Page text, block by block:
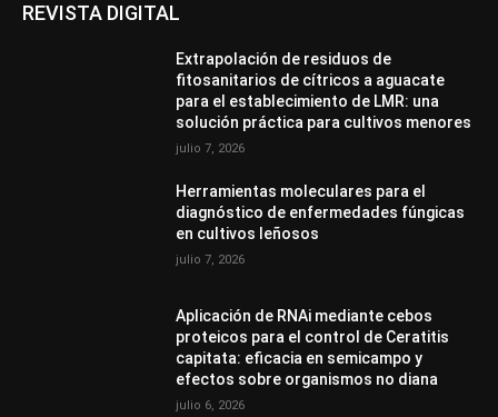
REVISTA DIGITAL
Extrapolación de residuos de
fitosanitarios de cítricos a aguacate
para el establecimiento de LMR: una
solución práctica para cultivos menores
julio 7, 2026
Herramientas moleculares para el
diagnóstico de enfermedades fúngicas
en cultivos leñosos
julio 7, 2026
Aplicación de RNAi mediante cebos
proteicos para el control de Ceratitis
capitata: eficacia en semicampo y
efectos sobre organismos no diana
julio 6, 2026